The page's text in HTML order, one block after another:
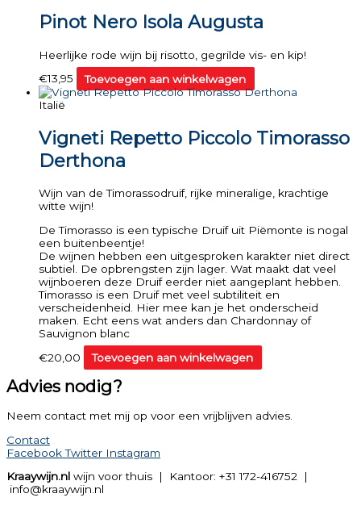
Pinot Nero Isola Augusta
Heerlijke rode wijn bij risotto, gegrilde vis- en kip!
€13,95 Toevoegen aan winkelwagen
Italië
Vigneti Repetto Piccolo Timorasso
Derthona
Wijn van de Timorassodruif, rijke mineralige, krachtige
witte wijn!
De Timorasso is een typische Druif uit Piëmonte is nogal
een buitenbeentje!
De wijnen hebben een uitgesproken karakter niet direct
subtiel. De opbrengsten zijn lager. Wat maakt dat veel
wijnboeren deze Druif eerder niet aangeplant hebben.
Timorasso is een Druif met veel subtiliteit en
verscheidenheid. Hier mee kan je het onderscheid
maken. Echt eens wat anders dan Chardonnay of
Sauvignon blanc
€20,00 Toevoegen aan winkelwagen
Advies nodig?
Neem contact met mij op voor een vrijblijven advies.
Contact
Facebook Twitter Instagram
Kraaywijn.nl wijn voor thuis | Kantoor: +31 172-416752 |
info@kraaywijn.nl